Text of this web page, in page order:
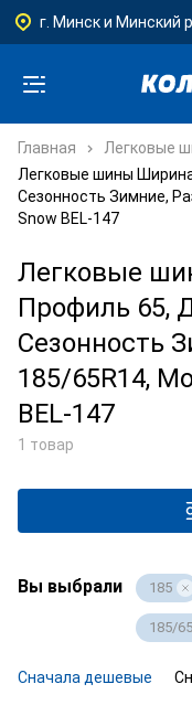
г. Минск и Минский
Главная
Легковые
Легковые шины
Сезонность Зимние,
Snow BEL-147
Легковые
Профиль 65,
Сезонность
185/65R14,
BEL-147
1 товар
Вы выбрали 185
185/
Сначала дешевые